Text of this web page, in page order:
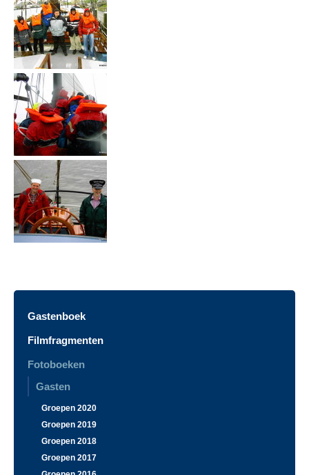
Gastenboek
Filmfragmenten
Fotoboeken
Gasten
Groepen 2020
Groepen 2019
Groepen 2018
Groepen 2017